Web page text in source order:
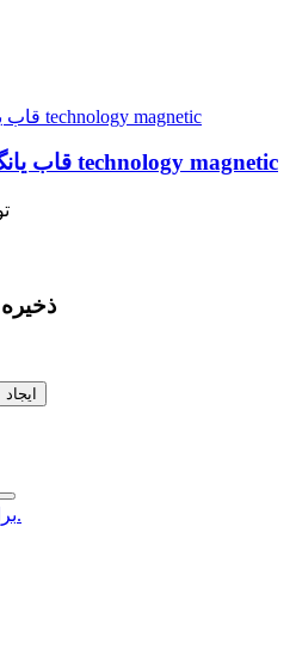
قاب یانگ کیت ایفون 13 پرو مدل technology magnetic
ایجاد
برای محصولات بیشتر کلیک کنید.